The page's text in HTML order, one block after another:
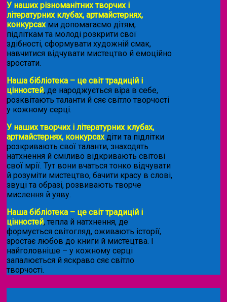
У наших різноманітних творчих і
літературних клубах, артмайстернях,
конкурсахми допомагаємо дітям,
підліткам та молоді розкрити свої
здібності, сформувати художній смак,
навчитися відчувати мистецтво й емоційно
зростати.
Наша бібліотека – це світ традицій і
цінностей, де народжується віра в себе,
розквітають таланти й сяє світло творчості
у кожному серці.
У наших творчих і літературних клубах,
артмайстернях, конкурсахдіти та підлітки
розкривають свої таланти, знаходять
натхнення й сміливо відкривають світові
свої мрії. Тут вони вчаться тонко відчувати
й розуміти мистецтво, бачити красу в слові,
звуці та образі, розвивають творче
мислення й уяву.
Наша бібліотека – це світ традицій і
цінностей, тепла й натхнення, де
формується світогляд, оживають історії,
зростає любов до книги й мистецтва. І
найголовніше – у кожному серці
запалюється й яскраво сяє світло
творчості.